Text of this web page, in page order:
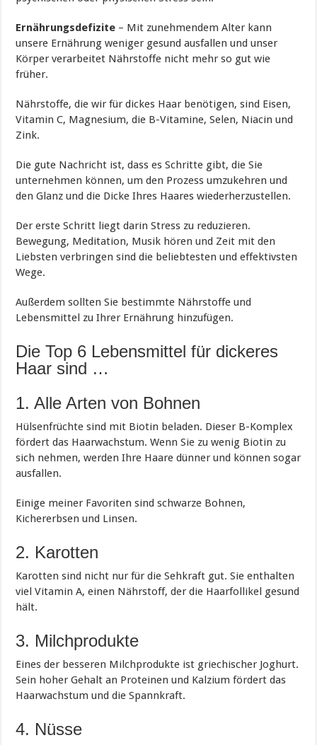
Ernährungsdefizite – Mit zunehmendem Alter kann
unsere Ernährung weniger gesund ausfallen und unser
Körper verarbeitet Nährstoffe nicht mehr so gut wie
früher.
Nährstoffe, die wir für dickes Haar benötigen, sind Eisen,
Vitamin C, Magnesium, die B-Vitamine, Selen, Niacin und
Zink.
Die gute Nachricht ist, dass es Schritte gibt, die Sie
unternehmen können, um den Prozess umzukehren und
den Glanz und die Dicke Ihres Haares wiederherzustellen.
Der erste Schritt liegt darin Stress zu reduzieren.
Bewegung, Meditation, Musik hören und Zeit mit den
Liebsten verbringen sind die beliebtesten und effektivsten
Wege.
Außerdem sollten Sie bestimmte Nährstoffe und
Lebensmittel zu Ihrer Ernährung hinzufügen.
Die Top 6 Lebensmittel für dickeres
Haar sind …
1. Alle Arten von Bohnen
Hülsenfrüchte sind mit Biotin beladen. Dieser B-Komplex
fördert das Haarwachstum. Wenn Sie zu wenig Biotin zu
sich nehmen, werden Ihre Haare dünner und können sogar
ausfallen.
Einige meiner Favoriten sind schwarze Bohnen,
Kichererbsen und Linsen.
2. Karotten
Karotten sind nicht nur für die Sehkraft gut. Sie enthalten
viel Vitamin A, einen Nährstoff, der die Haarfollikel gesund
hält.
3. Milchprodukte
Eines der besseren Milchprodukte ist griechischer Joghurt.
Sein hoher Gehalt an Proteinen und Kalzium fördert das
Haarwachstum und die Spannkraft.
4. Nüsse